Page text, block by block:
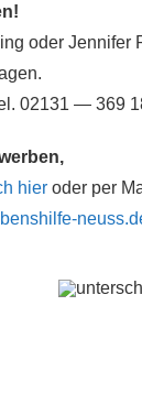
oder Jen­ni­fer
02131 — 369
hieroder per